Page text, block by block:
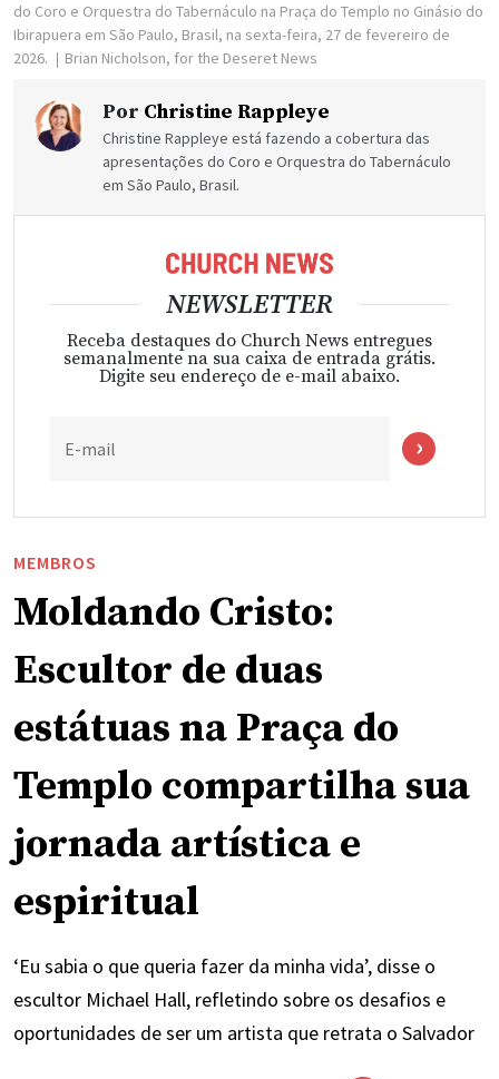
do Coro e Orquestra do Tabernáculo na Praça do Templo no Ginásio do
Ibirapuera em São Paulo, Brasil, na sexta-feira, 27 de fevereiro de
2026.
Brian Nicholson, for the Deseret News
Por Christine Rappleye
Christine Rappleye está fazendo a cobertura das
apresentações do Coro e Orquestra do Tabernáculo
em São Paulo, Brasil.
NEWSLETTER
Receba destaques do Church News entregues
semanalmente na sua caixa de entrada grátis.
Digite seu endereço de e-mail abaixo.
E-mail
MEMBROS
Moldando Cristo:
Escultor de duas
estátuas na Praça do
Templo compartilha sua
jornada artística e
espiritual
‘Eu sabia o que queria fazer da minha vida’, disse o
escultor Michael Hall, refletindo sobre os desafios e
oportunidades de ser um artista que retrata o Salvador